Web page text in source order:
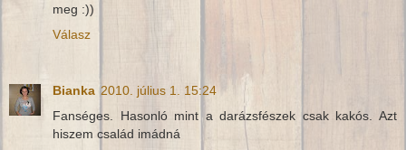
meg :))
Válasz
Bianka 2010. július 1. 15:24
Fanséges. Hasonló mint a darázsfészek csak kakós. Azt
hiszem család imádná